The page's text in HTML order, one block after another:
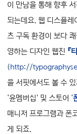
이 만남을 통해 향후
되는데요. 웹 디스플레
츠 구독 환경이 보다
영하는 디자인 웹진 『
(http://
을 서핏에서도 볼 수
‘윤멤버십’ 및 스토어 ‘
매니저 프로그램과 폰
게 되죠.